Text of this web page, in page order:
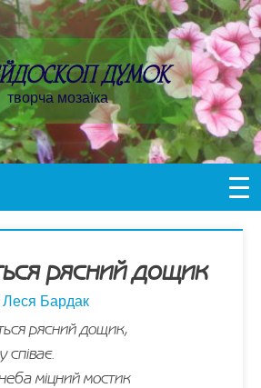
думок
творча мозаїка
рясний дощик
Леся Бардак
рясний дощик,
співає.
міцний мостик